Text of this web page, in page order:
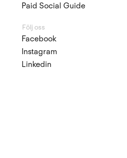
Paid Social Guide
Följ oss
Facebook
Instagram
Linkedin